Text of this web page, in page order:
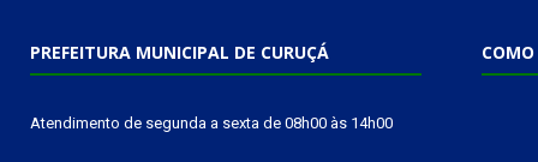
PREFEITURA MUNICIPAL DE CURUÇÁ
Atendimento de segunda a sexta de 08h00 às 14h00
COMO